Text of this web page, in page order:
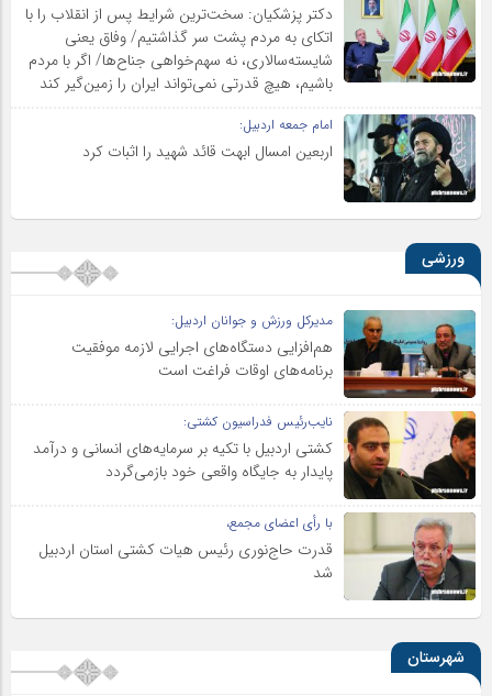
دکتر پزشکیان: سخت‌ترین شرایط پس از انقلاب را با
اتکای به مردم پشت سر گذاشتیم/ وفاق یعنی
شایسته‌سالاری، نه سهم‌خواهی جناح‌ها/ اگر با مردم
باشیم، هیچ قدرتی نمی‌تواند ایران را زمین‌گیر کند
امام جمعه اردبیل:
اربعین امسال ابهت قائد شهید را اثبات کرد
ورزشی
مدیرکل ورزش و جوانان اردبیل:
هم‌افزایی دستگاه‌های اجرایی لازمه موفقیت
برنامه‌های اوقات فراغت است
نایب‌رئیس فدراسیون کشتی:
کشتی اردبیل با تکیه بر سرمایه‌های انسانی و درآمد
پایدار به جایگاه واقعی خود بازمی‌گردد
با رأی اعضای مجمع،
قدرت حاج‌نوری رئیس هیات کشتی استان اردبیل
شد
شهرستان